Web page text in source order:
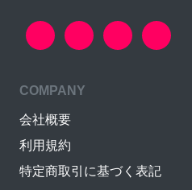
COMPANY
会社概要
利用規約
特定商取引に基づく表記